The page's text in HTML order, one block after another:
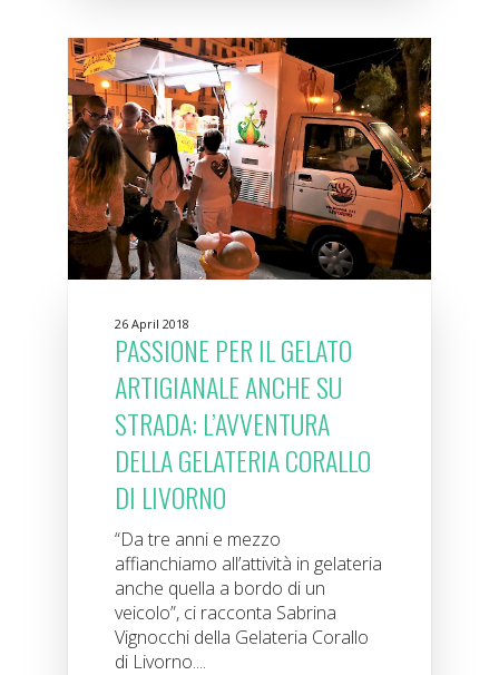
26 April 2018
PASSIONE PER IL GELATO
ARTIGIANALE ANCHE SU
STRADA: L’AVVENTURA
DELLA GELATERIA CORALLO
DI LIVORNO
“Da tre anni e mezzo
affianchiamo all’attività in gelateria
anche quella a bordo di un
veicolo”, ci racconta Sabrina
Vignocchi della Gelateria Corallo
di Livorno....